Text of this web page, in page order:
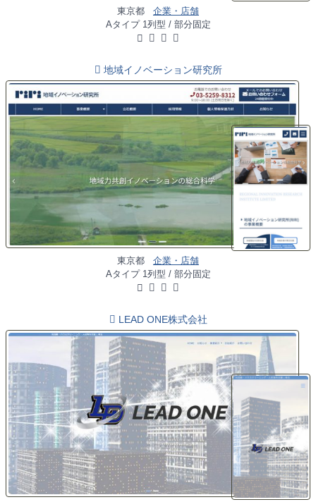
東京都
企業・店舗
Aタイプ 1列型 / 部分固定
地域イノベーション研究所
東京都
企業・店舗
Aタイプ 1列型 / 部分固定
LEAD ONE株式会社